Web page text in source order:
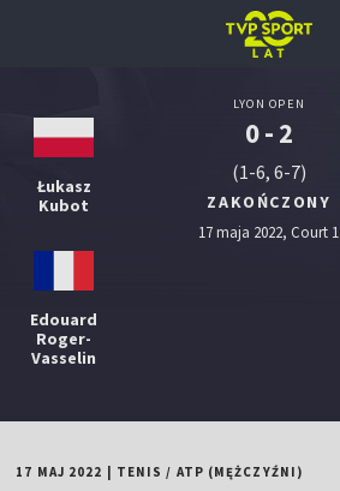
Łukasz
Kubot
Edouard
Roger-
Vasselin
LYON OPEN
0 - 2
(1-6, 6-7)
ZAKOŃCZONY
17 maja 2022, Court 1
17 MAJ 2022 TENIS / ATP (MĘŻCZYŹNI)